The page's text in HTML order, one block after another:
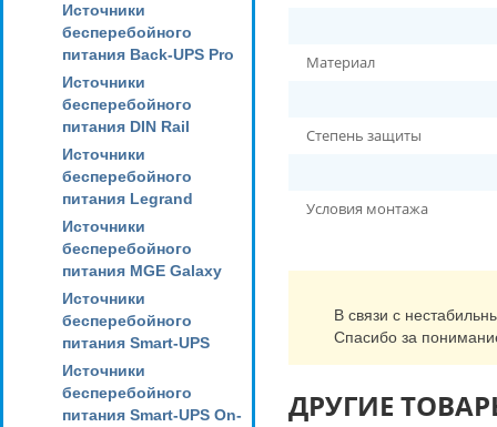
Источники
бесперебойного
питания Back-UPS Pro
Источники
бесперебойного
питания DIN Rail
Источники
бесперебойного
питания Legrand
Источники
бесперебойного
питания MGE Galaxy
Источники
бесперебойного
питания Smart-UPS
Источники
бесперебойного
питания Smart-UPS On-
Материал
Степень защиты
Условия монтажа
В связи с
Спасибо за
ДРУГИЕ